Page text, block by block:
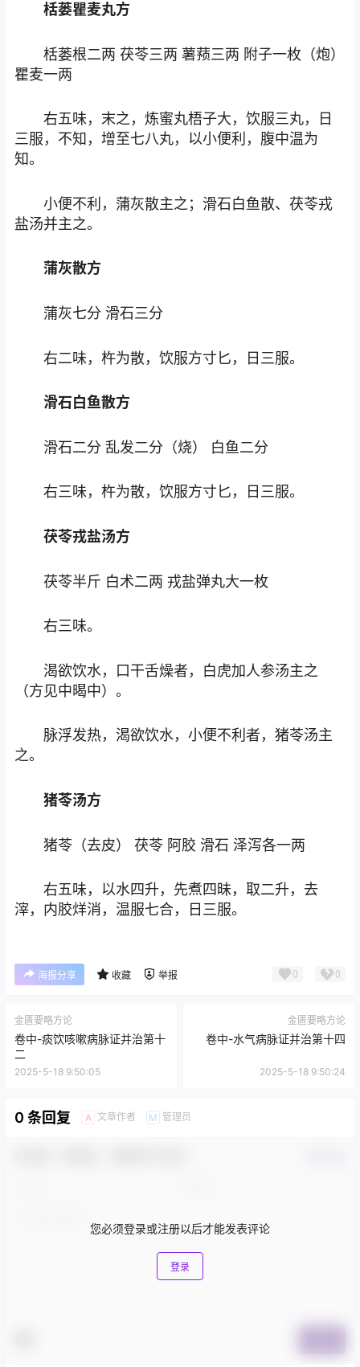
栝蒌瞿麦丸方
栝蒌根二两 茯苓三两 薯蓣三两 附子一枚（炮）
瞿麦一两
右五味，末之，炼蜜丸梧子大，饮服三丸，日
三服，不知，增至七八丸，以小便利，腹中温为
知。
小便不利，蒲灰散主之；滑石白鱼散、茯苓戎
盐汤并主之。
蒲灰散方
蒲灰七分 滑石三分
右二味，杵为散，饮服方寸匕，日三服。
滑石白鱼散方
滑石二分 乱发二分（烧） 白鱼二分
右三味，杵为散，饮服方寸匕，日三服。
茯苓戎盐汤方
茯苓半斤 白术二两 戎盐弹丸大一枚
右三味。
渴欲饮水，口干舌燥者，白虎加人参汤主之
（方见中暍中）。
脉浮发热，渴欲饮水，小便不利者，猪苓汤主
之。
猪苓汤方
猪苓（去皮） 茯苓 阿胶 滑石 泽泻各一两
右五味，以水四升，先煮四昧，取二升，去
滓，内胶烊消，温服七合，日三服。
海报分享 收藏 举报 0 0
金匮要略方论
卷中-痰饮咳嗽病脉证并治第十
二
2025-5-18 9:50:05
金匮要略方论
卷中-水气病脉证并治第十四
2025-5-18 9:50:24
0 条回复 A 文章作者 M 管理员
您必须登录或注册以后才能发表评论
登录